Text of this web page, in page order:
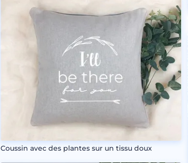
Coussin avec des plantes sur un tissu doux